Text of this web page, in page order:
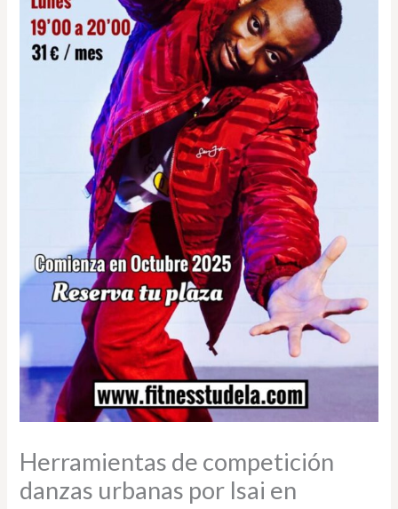
Herramientas de competición
danzas urbanas por Isai en